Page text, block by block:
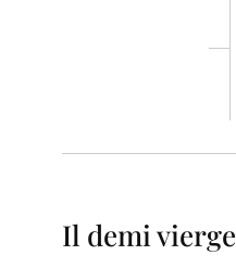
Il demi vierge